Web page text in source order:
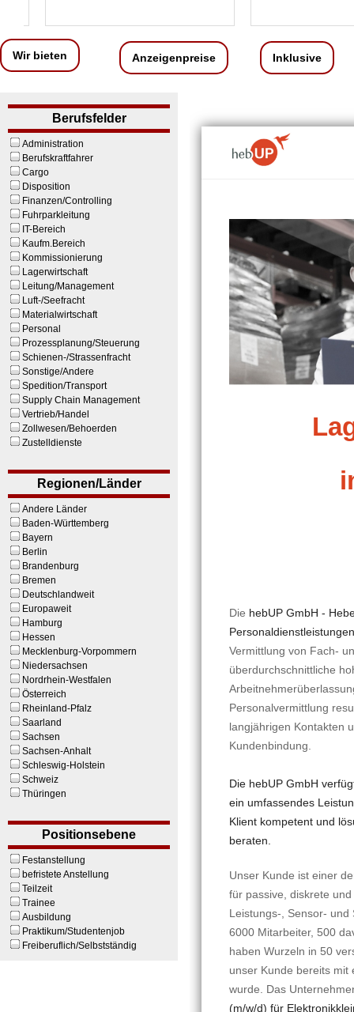
Wir bieten Anzeigenpreise Inklusive
Berufsfelder
Administration
Berufskraftfahrer
Cargo
Disposition
Finanzen/Controlling
Fuhrparkleitung
IT-Bereich
Kaufm.Bereich
Kommissionierung
Lagerwirtschaft
Leitung/Management
Luft-/Seefracht
Materialwirtschaft
Personal
Prozessplanung/Steuerung
Schienen-/Strassenfracht
Sonstige/Andere
Spedition/Transport
Supply Chain Management
Vertrieb/Handel
Zollwesen/Behoerden
Zustelldienste
Regionen/Länder
Andere Länder
Baden-Württemberg
Bayern
Berlin
Brandenburg
Bremen
Deutschlandweit
Europaweit
Hamburg
Hessen
Mecklenburg-Vorpommern
Niedersachsen
Nordrhein-Westfalen
Österreich
Rheinland-Pfalz
Saarland
Sachsen
Sachsen-Anhalt
Schleswig-Holstein
Schweiz
Thüringen
Positionsebene
Festanstellung
befristete Anstellung
Teilzeit
Trainee
Ausbildung
Praktikum/Studentenjob
Freiberuflich/Selbstständig
Die hebUP GmbH -
Vermittlung von Fach-
überdurchschnittliche
Personalvermittlung
langjährigen Kontakten
Kundenbindung.
Die hebUP GmbH
ein umfassendes
Klient kompetent und
beraten.
Unser Kunde ist einer
für passive, diskrete
Leistungs-, Sensor-
6000 Mitarbeiter, 500
haben Wurzeln in 50
unser Kunde bereits mit
wurde. Das
(m/w/d) für